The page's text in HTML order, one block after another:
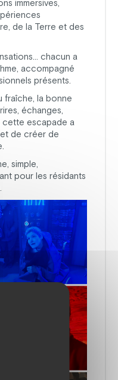
immersives,
de la Terre et des
chacun a
accompagné
présents.
fraîche, la bonne
échanges,
cette escapade a
de créer de
simple,
pour les résidants